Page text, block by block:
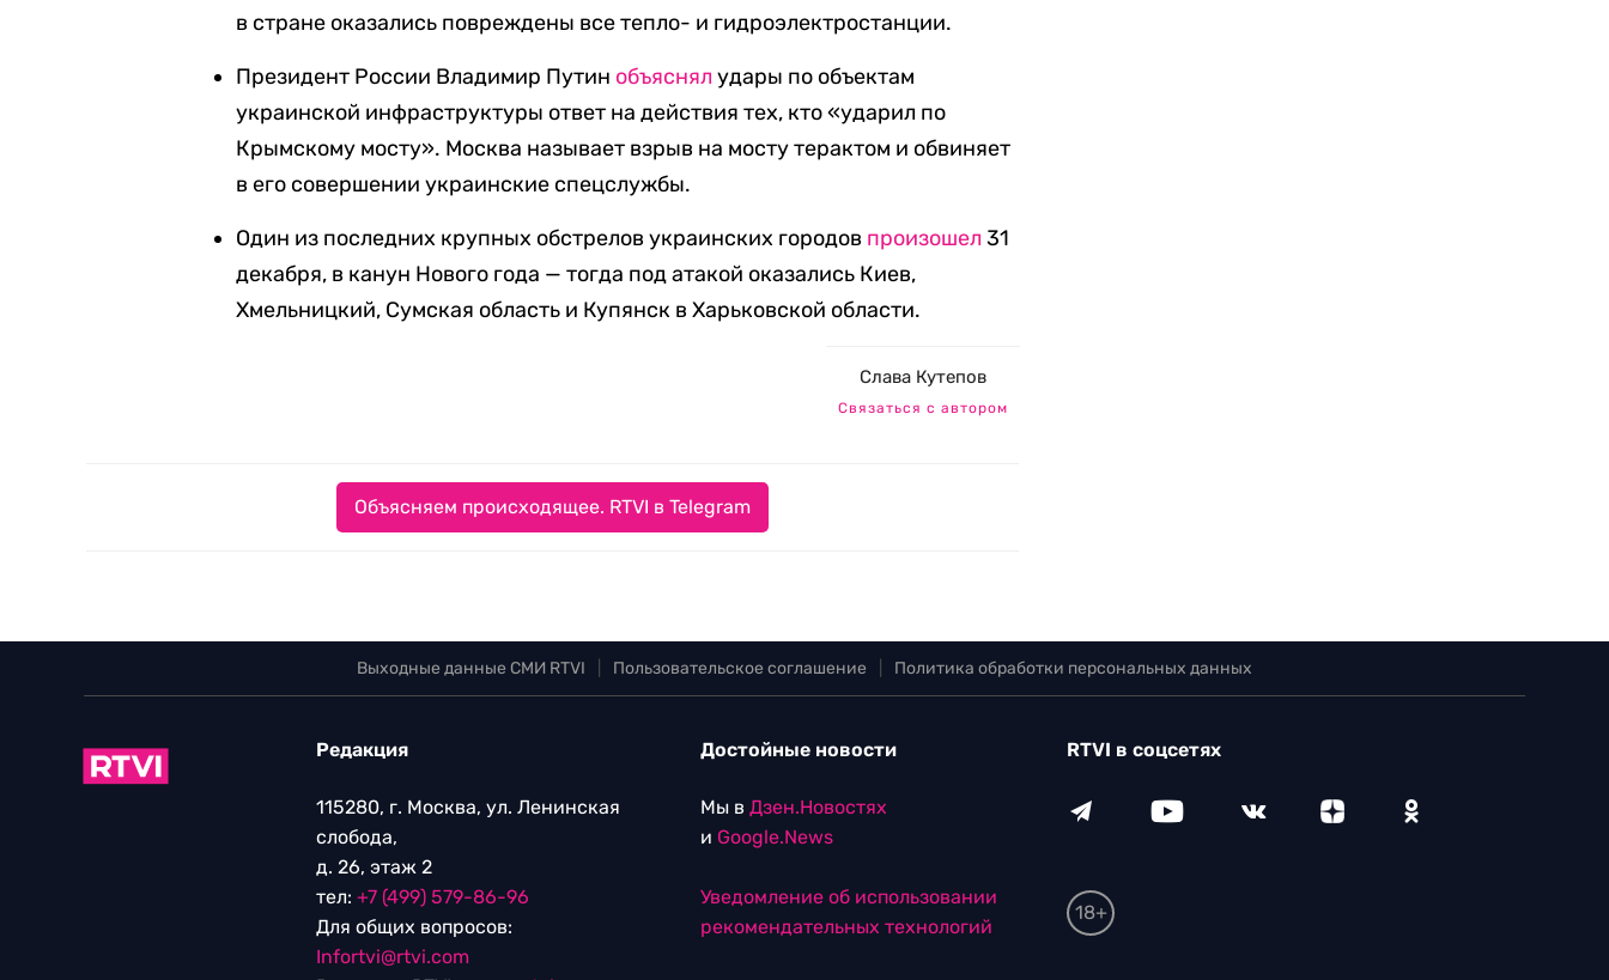
в стране оказались повреждены все тепло- и гидроэлектростанции.
Президент России Владимир Путин объяснял удары по объектам
украинской инфраструктуры ответ на действия тех, кто «ударил по
Крымскому мосту». Москва называет взрыв на мосту терактом и обвиняет
в его совершении украинские спецслужбы.
Один из последних крупных обстрелов украинских городов произошел 31
декабря, в канун Нового года — тогда под атакой оказались Киев,
Хмельницкий, Сумская область и Купянск в Харьковской области.
Слава Кутепов
Связаться с автором
Объясняем происходящее. RTVI в Telegram
Выходные данные СМИ RTVI Пользовательское соглашение Политика обработки персональных данных
Редакция
115280, г. Москва, ул. Ленинская
слобода,
д. 26, этаж 2
тел: +7 (499) 579-86-96
Для общих вопросов:
Infortvi@rtvi.com
Достойные новости
Мы в Дзен.Новостях
и Google.News
Уведомление об использовании
рекомендательных технологий
RTVI в соцсетях
18+